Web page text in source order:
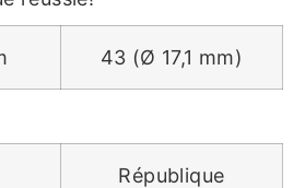
43 (Ø 17,1 mm)
République